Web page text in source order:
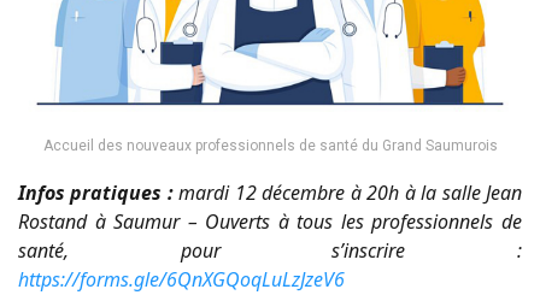
Accueil des nouveaux professionnels de santé du Grand Saumurois
Infos pratiques :mardi 12 décembre à 20h à la salle Jean
Rostand à Saumur – Ouverts à tous les professionnels de
santé, pour s’inscrire :
https://forms.gle/6QnXGQoqLuLzJzeV6